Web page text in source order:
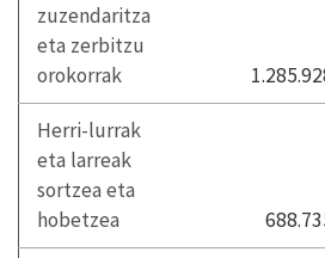
zuzendaritza
eta zerbitzu
orokorrak
Herri-lurrak
eta larreak
sortzea eta
hobetzea